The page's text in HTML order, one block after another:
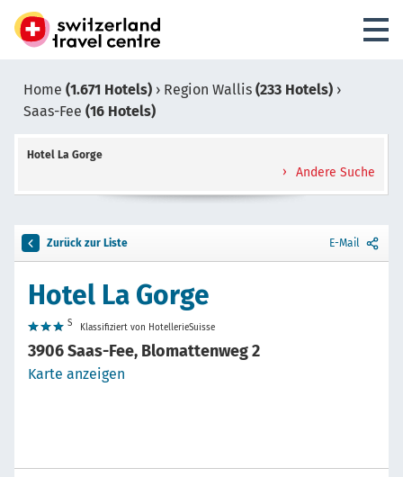
Home (1.671 Hotels) › Region Wallis (233 Hotels) ›
Saas-Fee (16 Hotels)
Hotel La Gorge
Andere Suche
Zurück zur Liste E-Mail
Hotel La Gorge
S Klassifiziert von HotellerieSuisse
3906 Saas-Fee, Blomattenweg 2
Karte anzeigen